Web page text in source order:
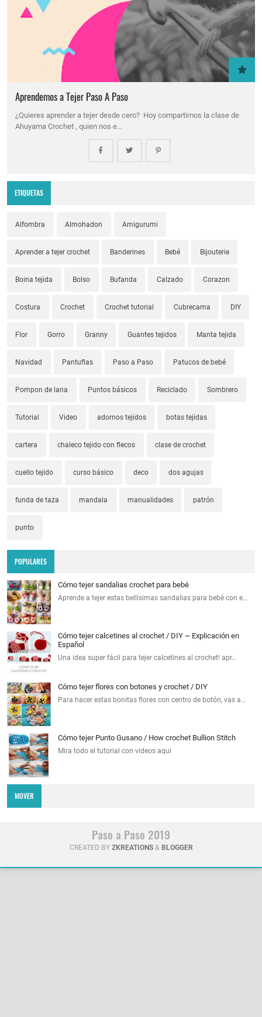
Aprendemos a Tejer Paso A Paso
¿Quieres aprender a tejer desde cero? Hoy compartimos la clase de
Ahuyama Crochet , quien nos e…
ETIQUETAS
Alfombra Almohadon Amigurumi
Aprender a tejer crochet Banderines Bebé Bijouterie
Boina tejida Bolso Bufanda Calzado Corazon
Costura Crochet Crochet tutorial Cubrecama DIY
Flor Gorro Granny Guantes tejidos Manta tejida
Navidad Pantuflas Paso a Paso Patucos de bebé
Pompon de lana Puntos básicos Reciclado Sombrero
Tutorial Video adornos tejidos botas tejidas
cartera chaleco tejido con flecos clase de crochet
cuello tejido curso básico deco dos agujas
funda de taza mandala manualidades patrón
punto
POPULARES
Cómo tejer sandalias crochet para bebé
Aprende a tejer estas bellísimas sandalias para bebé con e…
Cómo tejer calcetines al crochet / DIY ~ Explicación en
Español
Una idea super fácil para tejer calcetines al crochet! apr…
Cómo tejer flores con botones y crochet / DIY
Para hacer estas bonitas flores con centro de botón, vas a…
Cómo tejer Punto Gusano / How crochet Bullion Stitch
Mira todo el tutorial con videos aqui
MOVER
Paso a Paso 2019
CREATED BY ZKREATIONS& BLOGGER